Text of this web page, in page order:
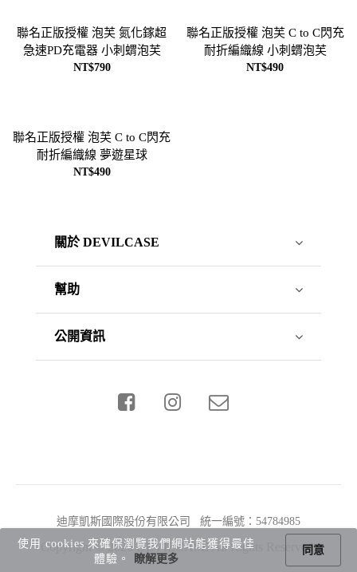
聯名正版授權 泡芙 氮化鎵超
急速PD充電器 小刺蝟泡芙
NT$790
聯名正版授權 泡芙 C to C閃充
耐折編織線 小刺蝟泡芙
NT$490
聯名正版授權 泡芙 C to C閃充
耐折編織線 夢遊星球
NT$490
關於 DEVILCASE
幫助
公開資訊
迪摩凱斯國際股份有限公司 統一編號：54784985
Copyright © 2026 DEVILCASE All Rights Reserved.
使用 cookies 來確保瀏覽我們網站能獲得最佳
體驗。
瞭解更多
同意